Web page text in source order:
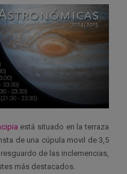
está situado en la terraza
de una cúpula movil de 3,5
de las inclemencias,
más destacados.